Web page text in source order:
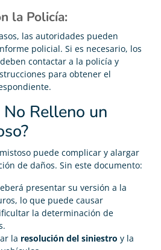
la Policía:
las autoridades pueden
policial. Si es necesario, los
contactar a la policía y
para obtener el
No Relleno un
puede complicar y alargar
de daños. Sin este documento:
presentar su versión a la
lo que puede causar
la determinación de
la resolución del siniestro y la